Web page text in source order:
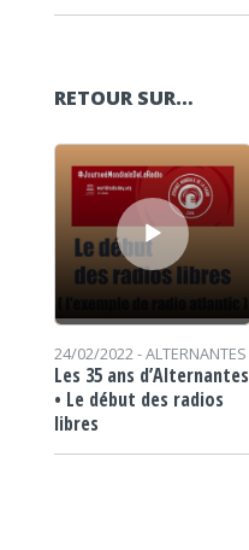
RETOUR SUR…
Lecteur audio
24/02/2022 -ALTERNANTES
Les 35 ans d’Alternantes
• Le début des radios
libres